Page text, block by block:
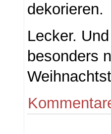
dekorieren.
Lecker.
besonders